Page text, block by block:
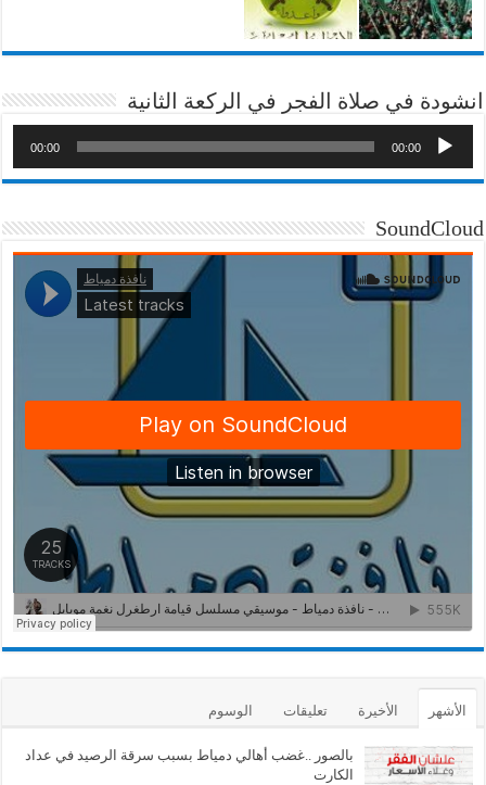
انشودة في صلاة الفجر في الركعة الثانية
00:00
00:00
SoundCloud
الأشهر الأخيرة تعليقات الوسوم
بالصور ..غضب أهالي دمياط بسبب سرقة الرصيد في عداد
الكارت